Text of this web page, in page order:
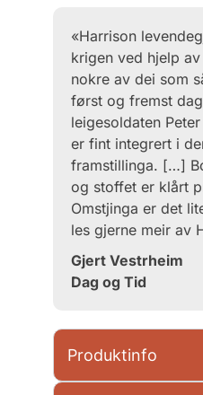
«Harrison
krigen ved hjelp
nokre av dei som
først og fremst
leigesoldaten
er fint integrert i
framstillinga. […]
og stoffet er klårt
Omstjinga er det
les gjerne meir av
Gjert Vestrheim
Dag og Tid
Produktinfo